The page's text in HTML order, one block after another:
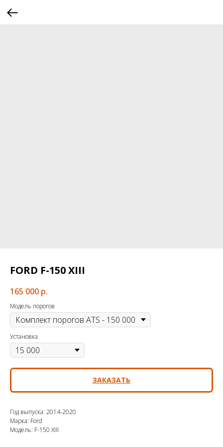
FORD F-150 XIII
165 000 р.
Модель порогов
Установка
ЗАКАЗАТЬ
Год выпуска: 2014-2020
Марка: Ford
Модель: F-150 XIII